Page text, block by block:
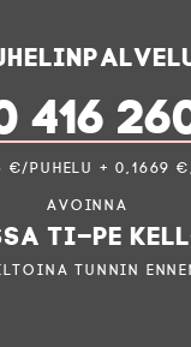
416
€/puhelu + 0,1669
Avoinna
ti–pe
tunnin